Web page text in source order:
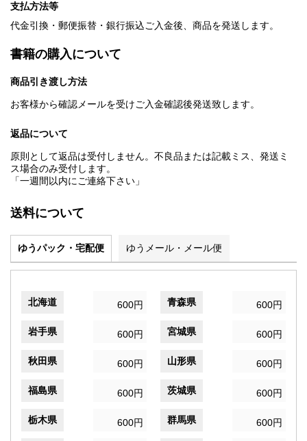
支払方法等
代金引換・郵便振替・銀行振込ご入金後、商品を発送します。
書籍の購入について
商品引き渡し方法
お客様から確認メールを受けご入金確認後発送致します。
返品について
原則として返品は受付しません。不良品または記載ミス、発送ミ
ス場合のみ受付します。
「一週間以内にご連絡下さい」
送料について
ゆうパック・宅配便 ゆうメール・メール便
北海道 600円 青森県 600円
岩手県 600円 宮城県 600円
秋田県 600円 山形県 600円
福島県 600円 茨城県 600円
栃木県 600円 群馬県 600円